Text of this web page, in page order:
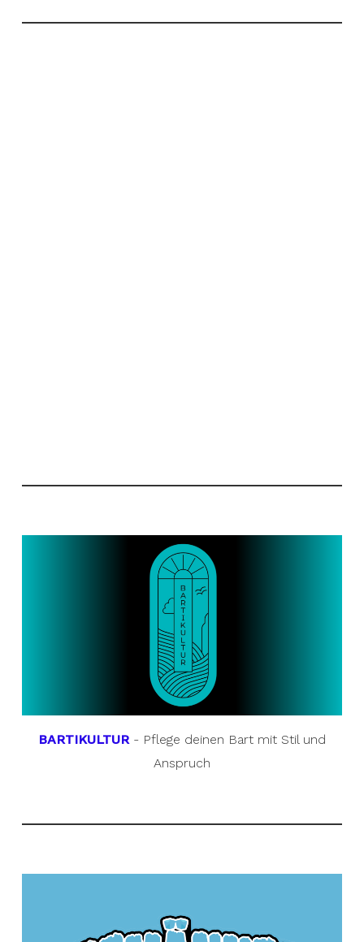
BARTIKULTUR- Pflege deinen Bart mit Stil und
Anspruch